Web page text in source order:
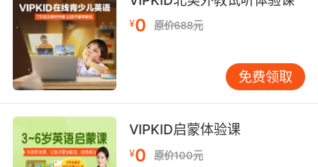
智能环境优化套件。自适应柔光护眼屏可根据环
境光线调节色温，教育部近视防控实验室认证其
能有效降低40%视觉疲劳。降噪麦克风阵列配合
回声消除算法，在复杂家庭环境中仍能精准拾取
童声，实测背景噪音抑制效果达45分贝。更值得
关注的是设备的姿态监测功能，当检测到非正常
坐姿时，会通过游戏化提醒引导孩子调整，将健
康习惯培养融入学习过程。
¥0 原价688元
免费领取
VIPKID启蒙体验课
¥0 原价100元